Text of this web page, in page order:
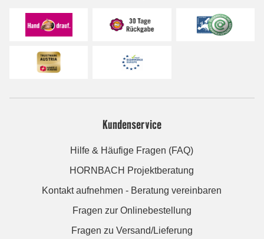
Kundenservice
Hilfe & Häufige Fragen (FAQ)
HORNBACH Projektberatung
Kontakt aufnehmen - Beratung vereinbaren
Fragen zur Onlinebestellung
Fragen zu Versand/Lieferung